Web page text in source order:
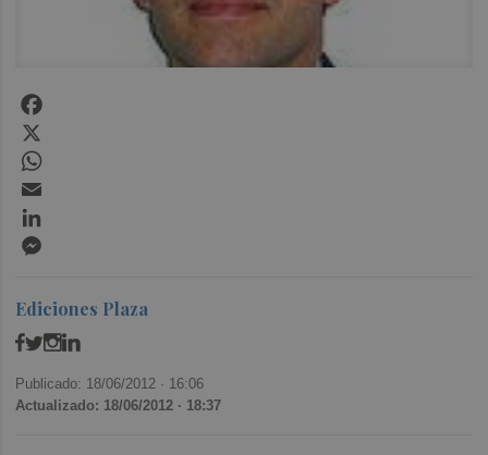
Ediciones Plaza
Publicado: 18/06/2012 · 16:06
Actualizado: 18/06/2012 · 18:37